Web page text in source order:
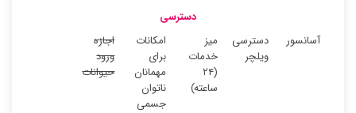
دسترسی
آسانسور
دسترسی
ویلچر
میز
خدمات
(۲۴
ساعته)
امکانات
برای
مهمانان
ناتوان
جسمی
اجازه
ورود
حیوانات